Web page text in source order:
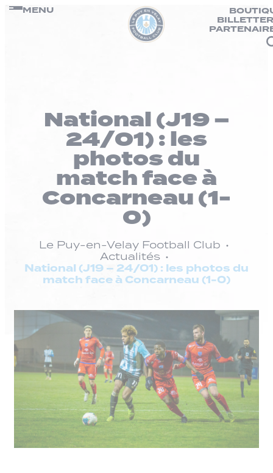
Passer
MENU
National (J19 –
24/01) : les
photos du
match face à
Concarneau (1-
0)
Le Puy-en-Velay Football Club
Actualités
National (J19 – 24/01) : les photos du
match face à Concarneau (1-0)
Panneau de gestion des cookies